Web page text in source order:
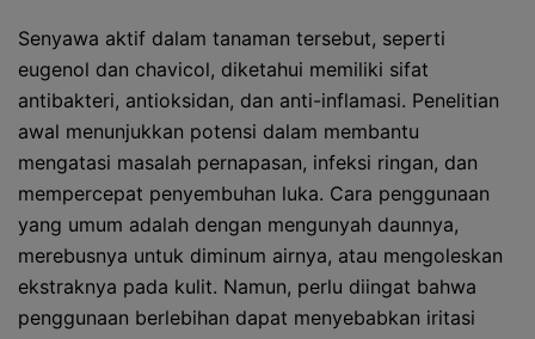
Senyawa aktif dalam tanaman tersebut, seperti
eugenol dan chavicol, diketahui memiliki sifat
antibakteri, antioksidan, dan anti-inflamasi. Penelitian
awal menunjukkan potensi dalam membantu
mengatasi masalah pernapasan, infeksi ringan, dan
mempercepat penyembuhan luka. Cara penggunaan
yang umum adalah dengan mengunyah daunnya,
merebusnya untuk diminum airnya, atau mengoleskan
ekstraknya pada kulit. Namun, perlu diingat bahwa
penggunaan berlebihan dapat menyebabkan iritasi